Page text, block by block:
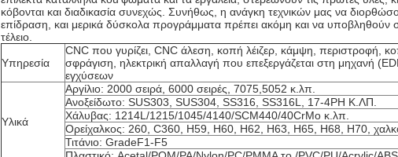
κόβονται και διαδικασία συνεχώς. Συνήθως, η ανάγκη τεχνικών μας να
επίδραση, και μερικά δύσκολα προγράμματα πρέπει ακόμη και να υποβληθούν
τέλειο.
Υπηρεσία
CNC που γυρίζει, CNC άλεση, κοπή λέιζερ, κάμψη, περιστροφή,
σφράγιση, ηλεκτρική απαλλαγή που επεξεργάζεται στη μηχανή
εγχύσεων
Υλικά
Αργίλιο: 2000 σειρά, 6000 σειρές, 7075,5052 κ.λπ.
Ανοξείδωτο: SUS303, SUS304, SS316, SS316L, 17-4PH Κ.ΛΠ.
Χάλυβας: 1214L/1215/1045/4140/SCM440/40CrMo κ.λπ.
Ορείχαλκος: 260, C360, H59, H60, H62, H63, H65, H68, H70,
Τιτάνιο: GradeF1-F5